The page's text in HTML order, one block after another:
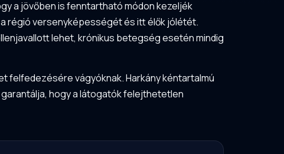
a jövőben is fenntartható módon kezeljék
régió versenyképességét és itt élők jólétét.
lehet, krónikus betegség esetén mindig
felfedezésére vágyóknak. Harkány kéntartalmú
hogy a látogatók felejthetetlen